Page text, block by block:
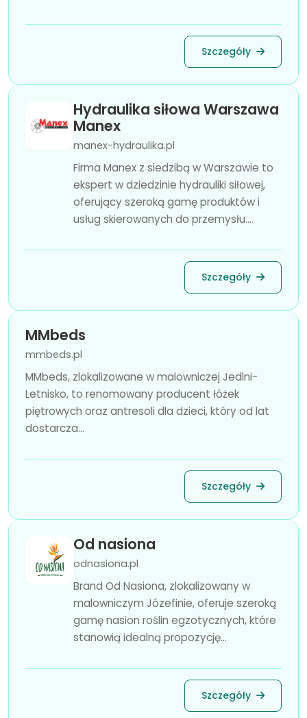
Szczegóły
Hydraulika siłowa Warszawa
Manex
manex-hydraulika.pl
Firma Manex z siedzibą w Warszawie to
ekspert w dziedzinie hydrauliki siłowej,
oferujący szeroką gamę produktów i
usług skierowanych do przemysłu....
Szczegóły
MMbeds
mmbeds.pl
MMbeds, zlokalizowane w malowniczej Jedlni-
Letnisko, to renomowany producent łóżek
piętrowych oraz antresoli dla dzieci, który od lat
dostarcza...
Szczegóły
Od nasiona
odnasiona.pl
Brand Od Nasiona, zlokalizowany w
malowniczym Józefinie, oferuje szeroką
gamę nasion roślin egzotycznych, które
stanowią idealną propozycję...
Szczegóły